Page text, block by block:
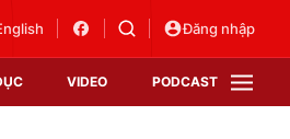
Đăng nhập
VIDEO PODCAST